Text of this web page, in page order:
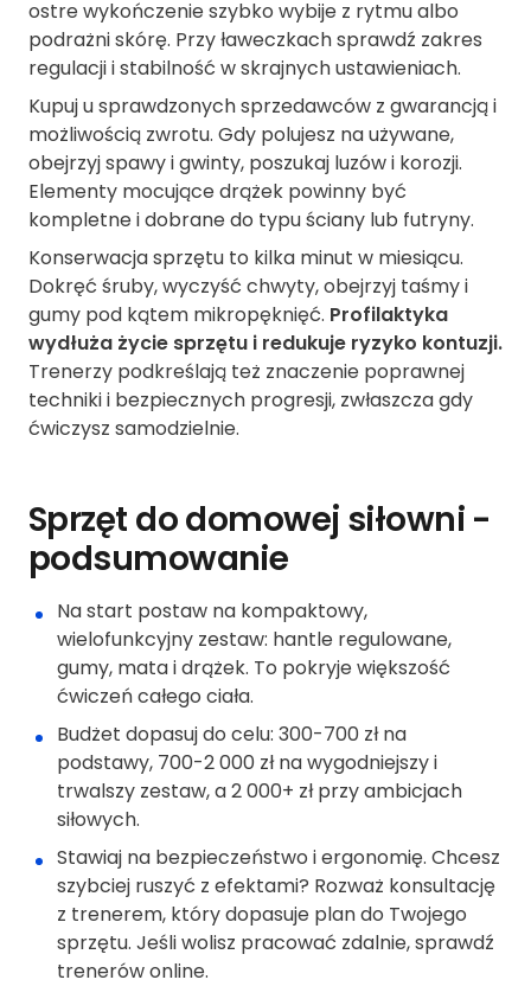
ostre wykończenie szybko wybije z rytmu albo
podrażni skórę. Przy ławeczkach sprawdź zakres
regulacji i stabilność w skrajnych ustawieniach.
Kupuj u sprawdzonych sprzedawców z gwarancją i
możliwością zwrotu. Gdy polujesz na używane,
obejrzyj spawy i gwinty, poszukaj luzów i korozji.
Elementy mocujące drążek powinny być
kompletne i dobrane do typu ściany lub futryny.
Konserwacja sprzętu to kilka minut w miesiącu.
Dokręć śruby, wyczyść chwyty, obejrzyj taśmy i
gumy pod kątem mikropęknięć. Profilaktyka
wydłuża życie sprzętu i redukuje ryzyko kontuzji.
Trenerzy podkreślają też znaczenie poprawnej
techniki i bezpiecznych progresji, zwłaszcza gdy
ćwiczysz samodzielnie.
Sprzęt do domowej siłowni -
podsumowanie
Na start postaw na kompaktowy,
wielofunkcyjny zestaw: hantle regulowane,
gumy, mata i drążek. To pokryje większość
ćwiczeń całego ciała.
Budżet dopasuj do celu: 300-700 zł na
podstawy, 700-2 000 zł na wygodniejszy i
trwalszy zestaw, a 2 000+ zł przy ambicjach
siłowych.
Stawiaj na bezpieczeństwo i ergonomię. Chcesz
szybciej ruszyć z efektami? Rozważ konsultację
z trenerem, który dopasuje plan do Twojego
sprzętu. Jeśli wolisz pracować zdalnie, sprawdź
trenerów online.